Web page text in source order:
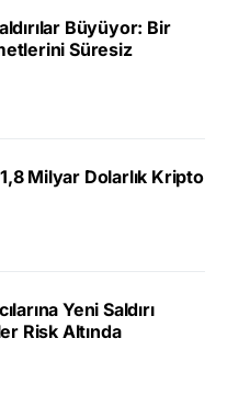
Büyüyor: Bir
Süresiz
Milyar Dolarlık Kripto
Yeni Saldırı
Risk Altında